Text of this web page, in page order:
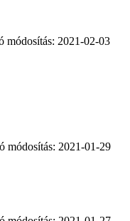
módosítás: 2021-02-03
módosítás: 2021-01-29